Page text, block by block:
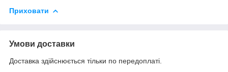
Приховати
Умови доставки
Доставка здійснюється тільки по передоплаті.